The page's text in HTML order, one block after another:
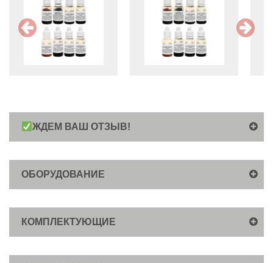
ЖДЕМ ВАШ ОТЗЫВ!
ОБОРУДОВАНИЕ
КОМПЛЕКТУЮЩИЕ